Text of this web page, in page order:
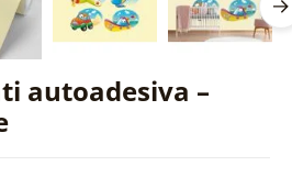
autoadesiva –